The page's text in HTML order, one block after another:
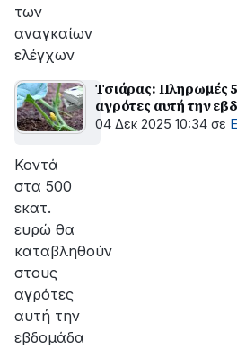
των
αναγκαίων
ελέγχων
Τσιάρας: Πληρωμές
αγρότες αυτή την
04 Δεκ 2025 10:34 σε
Κοντά
στα 500
εκατ.
ευρώ θα
καταβληθούν
στους
αγρότες
αυτή την
εβδομάδα